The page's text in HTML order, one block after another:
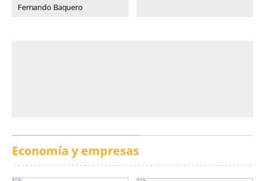
Fernando Baquero
Economía y empresas